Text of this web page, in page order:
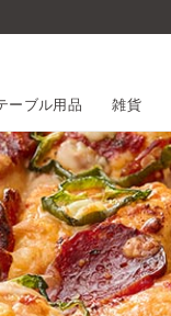
ーブル用品 雑貨